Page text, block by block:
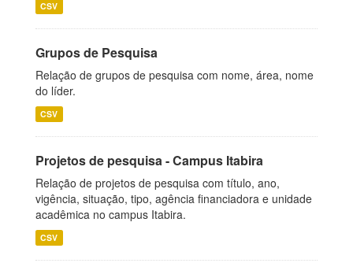
CSV
Grupos de Pesquisa
Relação de grupos de pesquisa com nome, área, nome
do líder.
CSV
Projetos de pesquisa - Campus Itabira
Relação de projetos de pesquisa com título, ano,
vigência, situação, tipo, agência financiadora e unidade
acadêmica no campus Itabira.
CSV